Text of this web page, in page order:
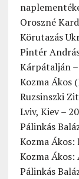
Oroszné
Körutazás
Pintér
Kárpátalján
Kozma Ákos
Ruzsinszki
Lviv, Kiev –
Pálinkás
Kozma
Kozma
Pálinkás